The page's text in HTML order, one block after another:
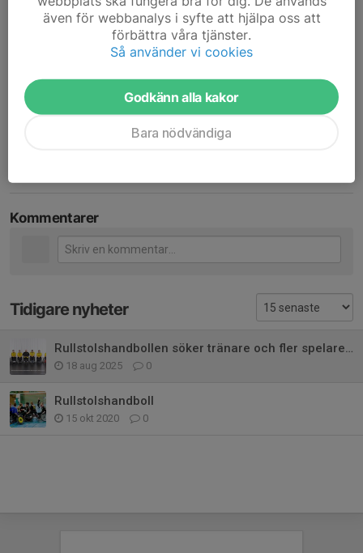
fredrik.montin@gmail.com
tfn: 0736-270011
anders.forslund@hotmail.se
tfn: 0702-884488
Kommentarer
Tidigare nyheter
Rullstolshandbollen söker tränare och fler spelare till denna säsong!
18 aug 2025 0
Rullstolshandboll
15 okt 2020 0
även för webbanalys i syfte att hjälpa oss att
förbättra våra tjänster.
Så använder vi cookies
Godkänn alla kakor
Bara nödvändiga